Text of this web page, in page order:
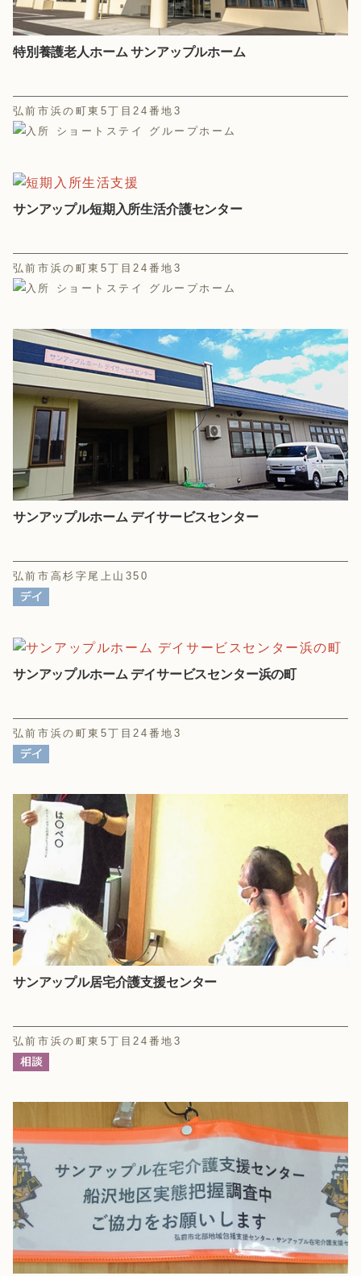
特別養護老人ホーム サンアップルホーム
弘前市浜の町東5丁目24番地3
サンアップル短期入所生活介護センター
弘前市浜の町東5丁目24番地3
サンアップルホーム デイサービスセンター
弘前市高杉字尾上山350
サンアップルホーム デイサービスセンター浜の町
弘前市浜の町東5丁目24番地3
サンアップル居宅介護支援センター
弘前市浜の町東5丁目24番地3